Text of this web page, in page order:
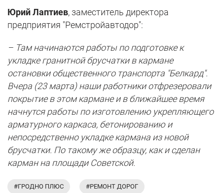
Юрий Лаптиев, заместитель директора
предприятия "Ремстройавтодор":
– Там начинаются работы по подготовке к
укладке гранитной брусчатки в кармане
остановки общественного транспорта "Белкард".
Вчера (23 марта) наши работники отфрезеровали
покрытие в этом кармане и в ближайшее время
начнутся работы по изготовлению укрепляющего
арматурного каркаса, бетонированию и
непосредственно укладке кармана из новой
брусчатки. По такому же образцу, как и сделан
карман на площади Советской.
#ГРОДНО ПЛЮС #РЕМОНТ ДОРОГ